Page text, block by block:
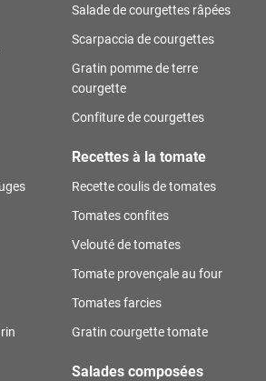
Salade de courgettes râpées
Scarpaccia de courgettes
Gratin pomme de terre
courgette
Confiture de courgettes
Recettes à la tomate
Recette coulis de tomates
Tomates confites
Velouté de tomates
Tomate provençale au four
Tomates farcies
Gratin courgette tomate
Salades composées